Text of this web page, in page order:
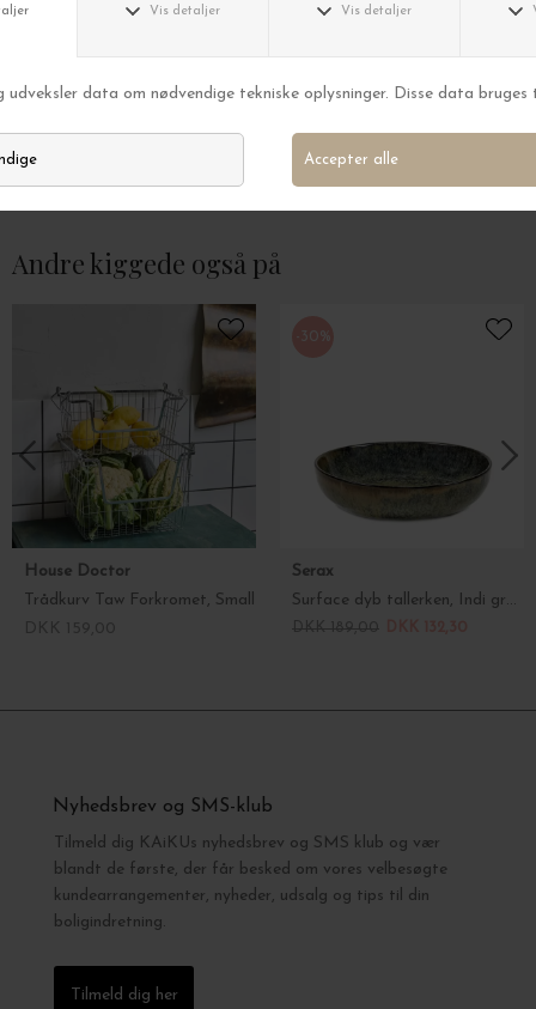
Tromme Mørkebrun Ø:7*7
DKK 99,00
DKK 249,00
Andre kiggede også på
House Doctor
Trådkurv Taw Forkromet, Small
-30%
Serax
Surface dyb tallerken, Indi grey Ø:16
Nyhedsbrev og SMS-klub
Tilmeld dig KAiKUs nyhedsbrev og SMS klub og vær
blandt de første, der får besked om vores velbesøgte
kundearrangementer, nyheder, udsalg og tips til din
boligindretning.
Tilmeld dig her